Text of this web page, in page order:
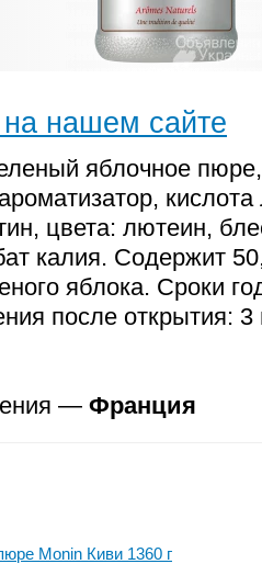
нашем сайте
яблочное
цвета: лютеин,
калия. Содержит
яблока. Сроки
после открытия:
— Франция
Monin Киви 1360 г